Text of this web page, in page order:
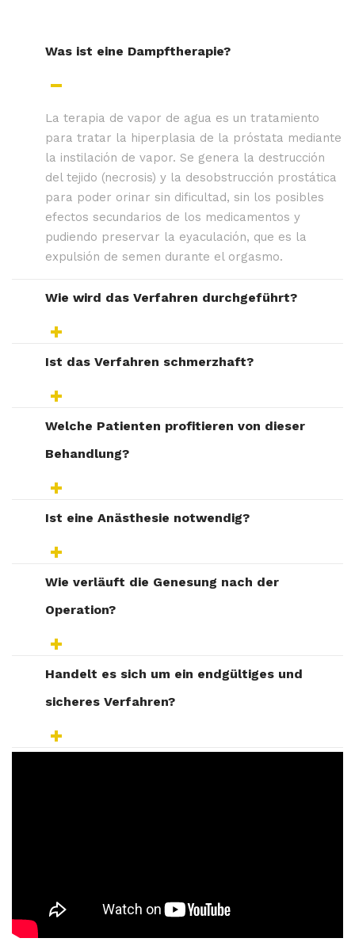
Was ist eine Dampftherapie?
La terapia de vapor de agua es un tratamiento
para tratar la hiperplasia de la próstata mediante
la instilación de vapor. Se genera la destrucción
del tejido (necrosis) y la desobstrucción prostática
para poder orinar sin dificultad, sin los posibles
efectos secundarios de los medicamentos y
pudiendo preservar la eyaculación, que es la
expulsión de semen durante el orgasmo.
Wie wird das Verfahren durchgeführt?
Ist das Verfahren schmerzhaft?
Welche Patienten profitieren von dieser
Behandlung?
Ist eine Anästhesie notwendig?
Wie verläuft die Genesung nach der
Operation?
Handelt es sich um ein endgültiges und
sicheres Verfahren?